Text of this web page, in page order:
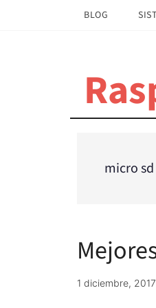
BLOG
micro sd
1 diciembre, 2017